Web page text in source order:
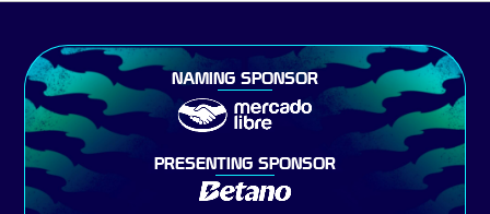
NAMING SPONSOR
PRESENTING SPONSOR